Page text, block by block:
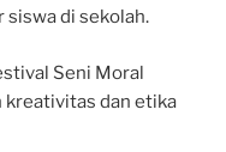
siswa di sekolah.
Seni Moral
dan etika